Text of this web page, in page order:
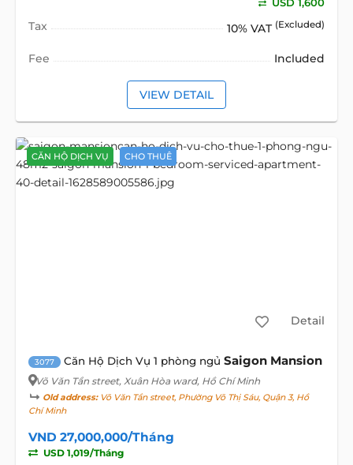
Tax 10% VAT (Excluded)
Fee Included
VIEW DETAIL
CĂN HỘ DỊCH VỤ CHO THUÊ
Detail
3077 Căn Hộ Dịch Vụ 1 phòng ngủ Saigon Mansion
Võ Văn Tần street, Xuân Hòa ward, Hồ Chí Minh
Old address:Võ Văn Tần street, Phường Võ Thị Sáu, Quận 3, Hồ
Chí Minh
VND 27,000,000/Tháng
USD 1,019/Tháng